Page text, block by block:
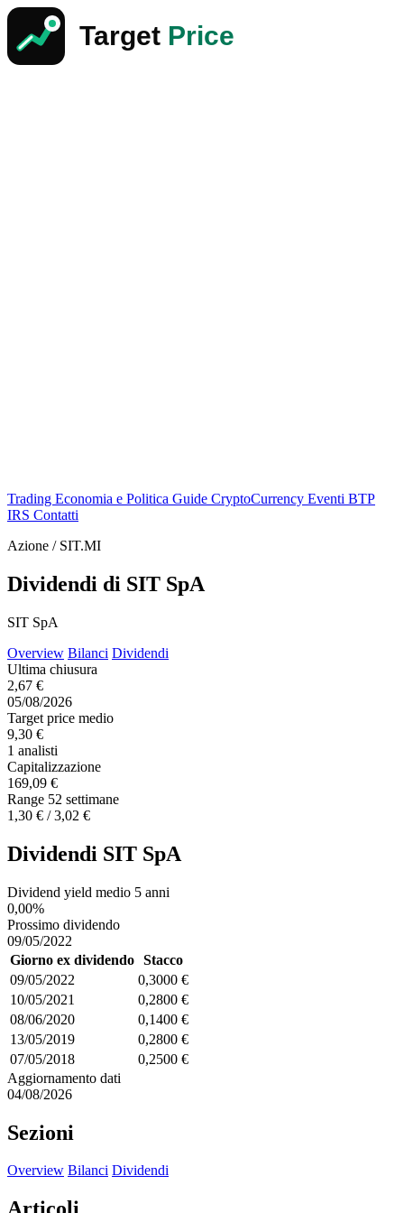
Trading Economia e Politica Guide CryptoCurrency Eventi BTP
IRS Contatti
Azione / SIT.MI
Dividendi di SIT SpA
SIT SpA
Overview Bilanci Dividendi
Ultima chiusura
2,67 €
05/08/2026
Target price medio
9,30 €
1 analisti
Capitalizzazione
169,09 €
Range 52 settimane
1,30 € / 3,02 €
Dividendi SIT SpA
Dividend yield medio 5 anni
0,00%
Prossimo dividendo
09/05/2022
Giorno ex dividendo Stacco
09/05/2022
0,3000 €
10/05/2021
0,2800 €
08/06/2020
0,1400 €
13/05/2019
0,2800 €
07/05/2018
0,2500 €
Aggiornamento dati
04/08/2026
Sezioni
Overview Bilanci Dividendi